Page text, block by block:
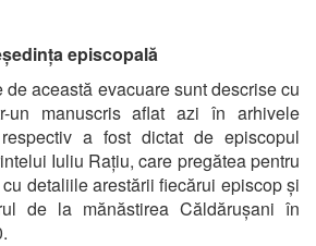
episcopală
această evacuare sunt descrise cu
un manuscris aflat azi în arhivele
a fost dictat de episcopul
Iuliu Rațiu, care pregătea pentru
detaliile arestării fiecărui episcop și
de la mănăstirea Căldărușani în